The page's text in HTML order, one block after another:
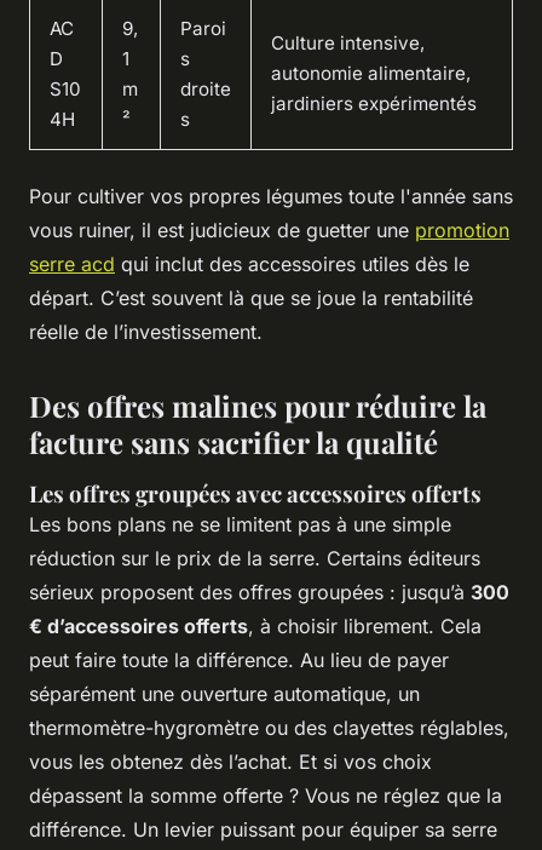
AC
D
S10
4H
9,
1
m
²
Paroi
s
droite
s
Culture intensive,
autonomie alimentaire,
jardiniers expérimentés
Pour cultiver vos propres légumes toute l'année sans
vous ruiner, il est judicieux de guetter une promotion
serre acd qui inclut des accessoires utiles dès le
départ. C’est souvent là que se joue la rentabilité
réelle de l’investissement.
Des offres malines pour réduire la
facture sans sacrifier la qualité
Les offres groupées avec accessoires offerts
Les bons plans ne se limitent pas à une simple
réduction sur le prix de la serre. Certains éditeurs
sérieux proposent des offres groupées : jusqu’à 300
€ d’accessoires offerts, à choisir librement. Cela
peut faire toute la différence. Au lieu de payer
séparément une ouverture automatique, un
thermomètre-hygromètre ou des clayettes réglables,
vous les obtenez dès l’achat. Et si vos choix
dépassent la somme offerte ? Vous ne réglez que la
différence. Un levier puissant pour équiper sa serre